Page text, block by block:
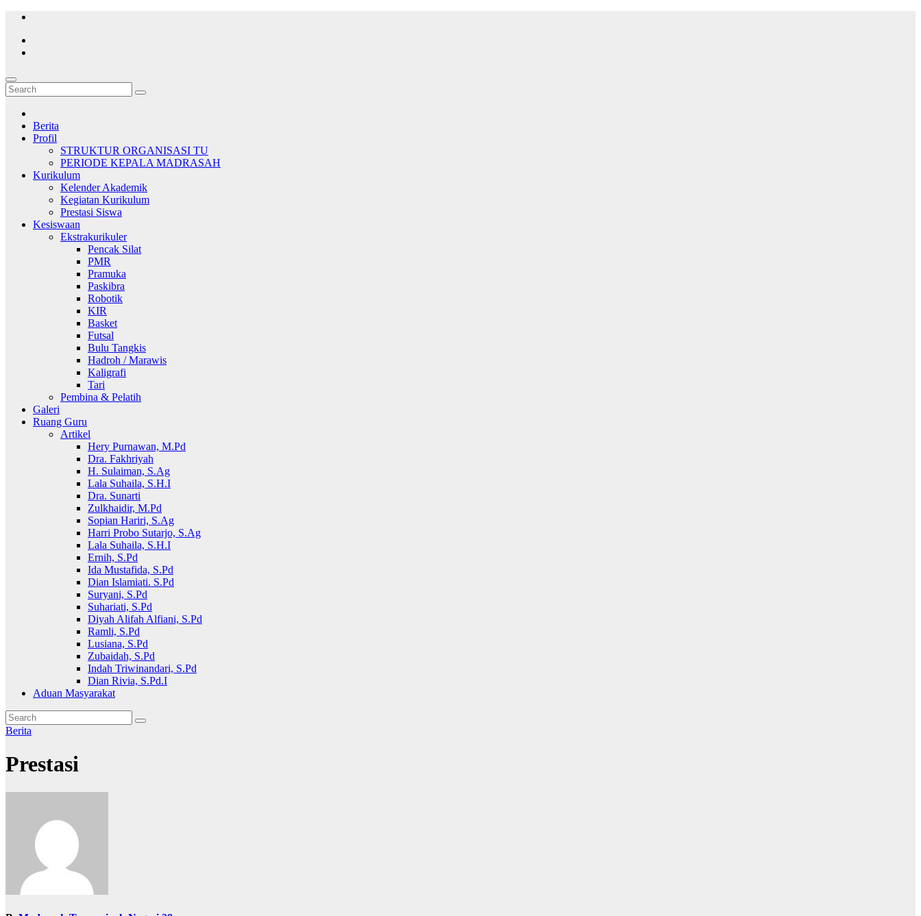
Skip
content
Berita
Profil
STRUKTUR ORGANISASI TU
PERIODE KEPALA MADRASAH
Kurikulum
Kelender Akademik
Kegiatan Kurikulum
Prestasi Siswa
Kesiswaan
Ekstrakurikuler
Pencak Silat
PMR
Pramuka
Paskibra
Robotik
KIR
Basket
Futsal
Bulu Tangkis
Hadroh / Marawis
Kaligrafi
Tari
Pembina & Pelatih
Galeri
Ruang Guru
Artikel
Hery Purnawan, M.Pd
Dra. Fakhriyah
H. Sulaiman, S.Ag
Lala Suhaila, S.H.I
Dra. Sunarti
Zulkhaidir, M.Pd
Sopian Hariri, S.Ag
Harri Probo Sutarjo, S.Ag
Lala Suhaila, S.H.I
Ernih, S.Pd
Ida Mustafida, S.Pd
Dian Islamiati. S.Pd
Suryani, S.Pd
Suhariati, S.Pd
Diyah Alifah Alfiani, S.Pd
Ramli, S.Pd
Lusiana, S.Pd
Zubaidah, S.Pd
Indah Triwinandari, S.Pd
Dian Rivia, S.Pd.I
Aduan Masyarakat
Berita
Prestasi